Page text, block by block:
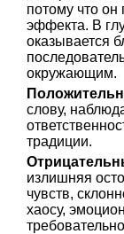
потому что
эффекта. В
оказывается
окружающим.
слову,
традиции.
излишняя
чувств,
хаосу,